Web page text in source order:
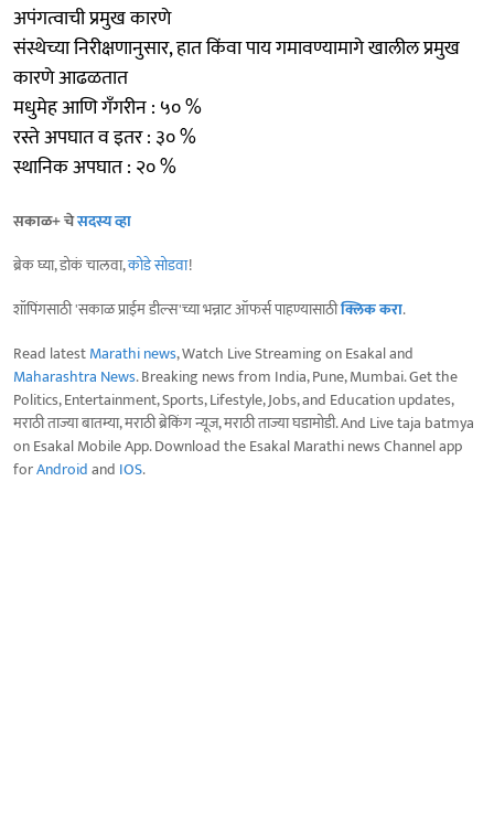
अपंगत्वाची प्रमुख कारणे
संस्थेच्या निरीक्षणानुसार, हात किंवा पाय गमावण्यामागे खालील प्रमुख
कारणे आढळतात
मधुमेह आणि गँगरीन : ५० %
रस्ते अपघात व इतर : ३० %
स्थानिक अपघात : २० %
सकाळ+ चेसदस्य व्हा
ब्रेक घ्या, डोकं चालवा,कोडे सोडवा!
शॉपिंगसाठी 'सकाळ प्राईम डील्स'च्या भन्नाट ऑफर्स पाहण्यासाठीक्लिक करा.
Read latestMarathi news, Watch Live Streaming on Esakal and
Maharashtra News. Breaking news from India, Pune, Mumbai. Get the
Politics, Entertainment, Sports, Lifestyle, Jobs, and Education updates,
मराठी ताज्या बातम्या, मराठी ब्रेकिंग न्यूज, मराठी ताज्या घडामोडी. And Live taja batmya
on Esakal Mobile App. Download the Esakal Marathi news Channel app
forAndroidand IOS.